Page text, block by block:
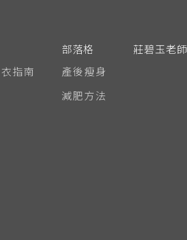
指南
部落格
產後瘦身
減肥方法
莊碧玉老師